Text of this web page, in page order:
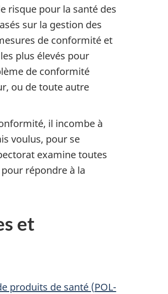
risque pour la santé des
sur la gestion des
de conformité et
plus élevés pour
de conformité
ou de toute autre
il incombe à
voulus, pour se
examine toutes
répondre à la
et
produits de santé (POL-